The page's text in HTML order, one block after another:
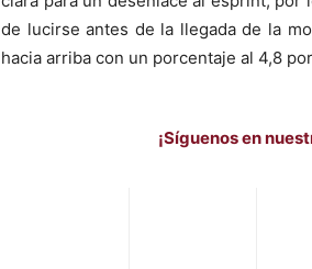
de lucirse antes de la llegada de la
hacia arriba con un porcentaje al 4,8
¡Síguenos en